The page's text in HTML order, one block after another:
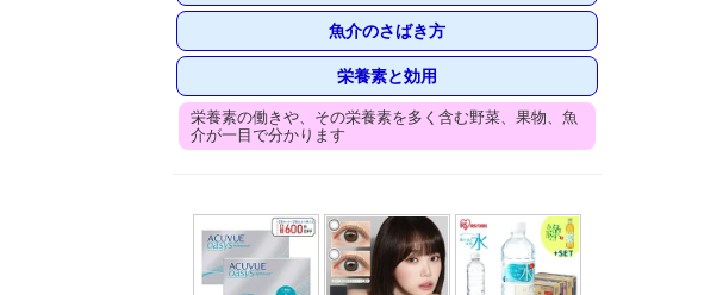
魚介のさばき方
栄養素と効用
栄養素の働きや、その栄養素を多く含む野菜、果物、魚
介が一目で分かります